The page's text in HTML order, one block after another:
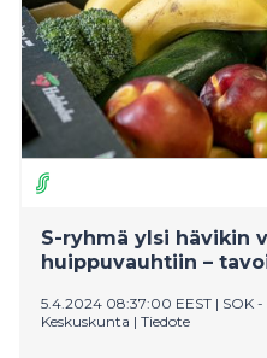
S-ryhmä ylsi hävikin
huippuvauhtiin –
5.4.2024 08:37:00 EEST | SOK
Keskuskunta | Tiedote